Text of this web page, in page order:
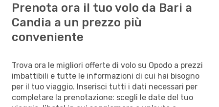
Prenota ora il tuo volo da Bari a
Candia a un prezzo più
conveniente
Trova ora le migliori offerte di volo su Opodo a prezzi
imbattibili e tutte le informazioni di cui hai bisogno
per il tuo viaggio. Inserisci tutti i dati necessari per
completare la prenotazione: scegli le date del tuo